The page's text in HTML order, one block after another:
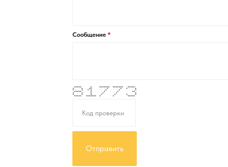
Сообщение
***** * ******* ******* *****
* * ** * * * *
* * * * * * *
***** * * * **
* * * * * *
* * * * * * *
***** ******* * * *****